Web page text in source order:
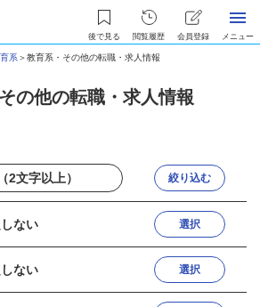
後で見る 閲覧履歴 会員登録 メニュー
系＞教育系・その他の転職・求人情報
の他の転職・求人情報
絞り込む
ない 選択
ない 選択